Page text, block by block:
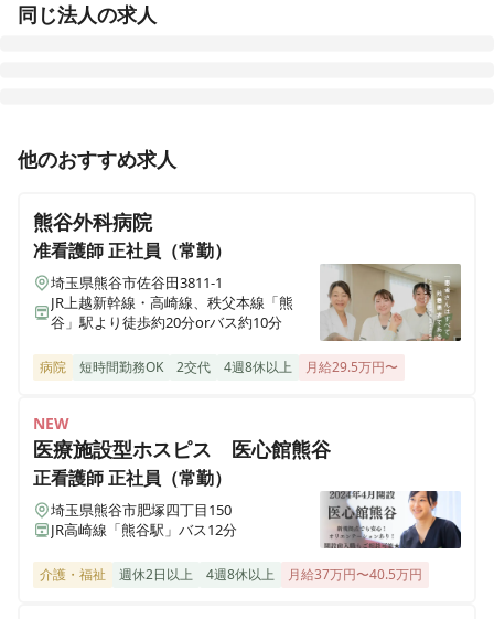
同じ法人の求人
茨城県古河市関戸1635
県西在宅クリニック久喜
埼玉県久喜市久喜東二丁目35-5
県西在宅クリニック舘林
群馬県館林市東広内町1118-1
他のおすすめ求人
熊谷外科病院
准看護師正社員（常勤）
埼玉県熊谷市佐谷田3811-1
JR上越新幹線・高崎線、秩父本線「熊
谷」駅より徒歩約20分orバス約10分
病院 短時間勤務OK 2交代 4週8休以上 月給29.5万円〜
NEW
医療施設型ホスピス 医心館熊谷
正看護師正社員（常勤）
埼玉県熊谷市肥塚四丁目150
JR高崎線「熊谷駅」バス12分
介護・福祉 週休2日以上 4週8休以上 月給37万円〜40.5万円